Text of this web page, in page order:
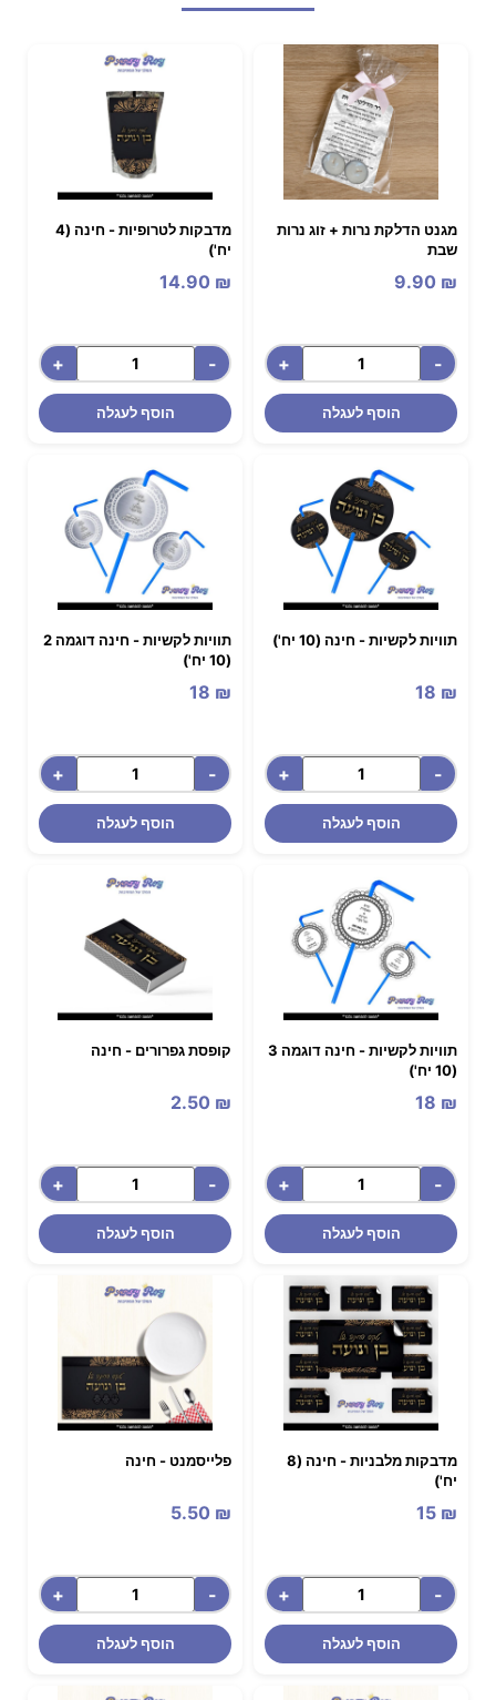
מגנט הדלקת נרות + זוג נרות
שבת
9.90 ₪
-
+
הוסף לעגלה
מדבקות לטרופיות - חינה (4
יח')
14.90 ₪
-
+
הוסף לעגלה
תוויות לקשיות - חינה (10 יח')
18 ₪
-
+
הוסף לעגלה
תוויות לקשיות - חינה דוגמה 2
(10 יח')
18 ₪
-
+
הוסף לעגלה
תוויות לקשיות - חינה דוגמה 3
(10 יח')
18 ₪
-
+
הוסף לעגלה
קופסת גפרורים - ‏‏חינה
2.50 ₪
-
+
הוסף לעגלה
מדבקות מלבניות - ‏‏חינה (8
יח')
15 ₪
-
+
הוסף לעגלה
פלייסמנט - חינה
5.50 ₪
-
+
הוסף לעגלה